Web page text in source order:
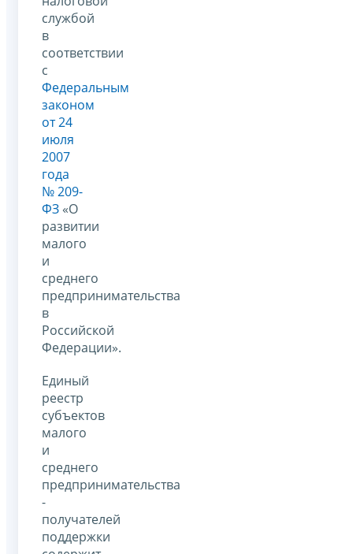
службой
в
соответствии
с
Федеральным
законом
от 24
июля
2007
года
№ 209-
ФЗ «О
развитии
малого
и
среднего
предпринимательства
в
Российской
Федерации».
Единый
реестр
субъектов
малого
и
среднего
предпринимательства
-
получателей
поддержки